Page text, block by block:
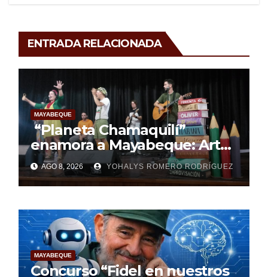
ENTRADA RELACIONADA
MAYABEQUE
“Planeta Chamaquilí”
enamora a Mayabeque: Arte,
poesía y amor en la Semana
Mundial de la Lactancia
Materna
AGO 8, 2026 YOHALYS ROMERO RODRÍGUEZ
MAYABEQUE
Concurso “Fidel en nuestros